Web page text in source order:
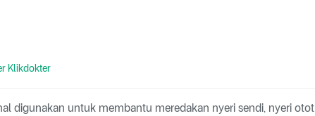
Klikdokter
digunakan untuk membantu meredakan nyeri sendi, nyeri